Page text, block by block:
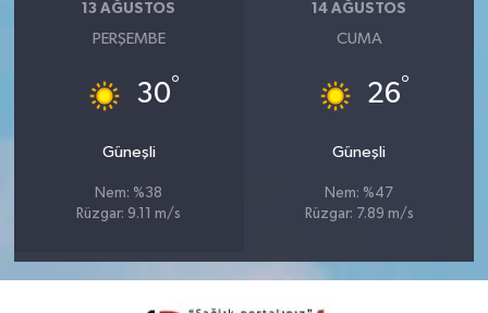
13 AĞUSTOS
PERŞEMBE
30°
Güneşli
Nem: %38
Rüzgar: 9.11 m/s
14 AĞUSTOS
CUMA
26°
Güneşli
Nem: %47
Rüzgar: 7.89 m/s